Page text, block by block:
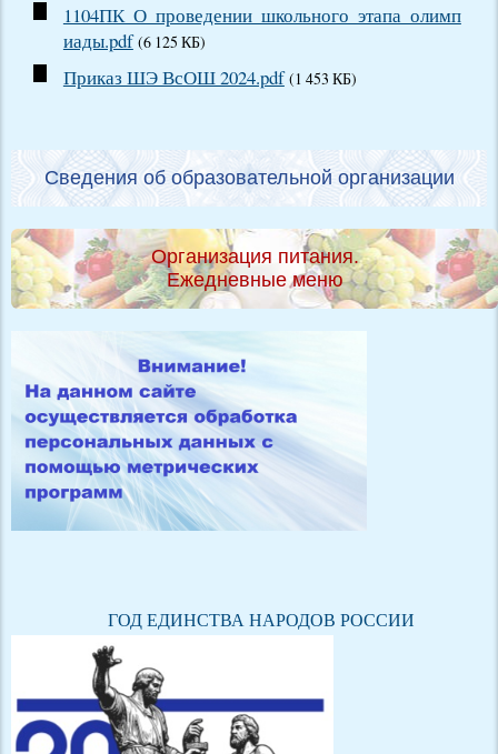
1104ПК_О_проведении_школьного_этапа_олимп
иады.pdf (6 125 КБ)
Приказ ШЭ ВсОШ 2024.pdf (1 453 КБ)
Сведения об образовательной организации
Организация питания.
Ежедневные меню
ГОД ЕДИНСТВА НАРОДОВ РОССИИ